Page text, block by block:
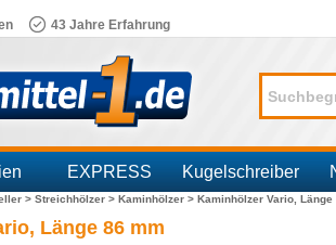
43 Jahre Erfahrung
EXPRESS Kugelschreiber
> Streichhölzer > Kaminhölzer > Kaminhölzer Vario, Länge
Länge 86 mm